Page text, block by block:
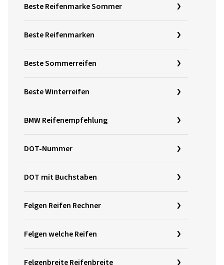
Beste Reifenmarke Sommer
Beste Reifenmarken
Beste Sommerreifen
Beste Winterreifen
BMW Reifenempfehlung
DOT-Nummer
DOT mit Buchstaben
Felgen Reifen Rechner
Felgen welche Reifen
Felgenbreite Reifenbreite